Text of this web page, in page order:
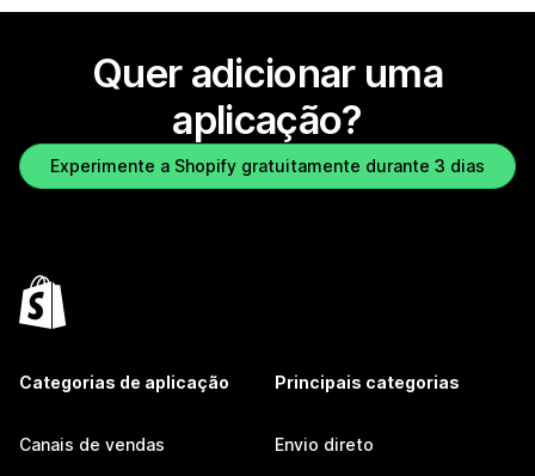
Quer adicionar uma
aplicação?
Experimente a Shopify gratuitamente durante 3 dias
Categorias de aplicação
Canais de vendas
Principais categorias
Envio direto